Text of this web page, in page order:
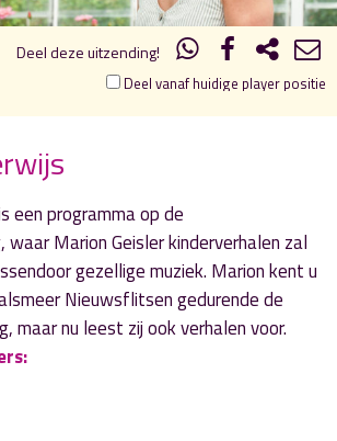
Deel deze uitzending!
Deel vanaf huidige player positie
een programma op de
Marion Geisler kinderverhalen zal
gezellige muziek. Marion kent u
Nieuwsflitsen gedurende de
maar nu leest zij ook verhalen voor.